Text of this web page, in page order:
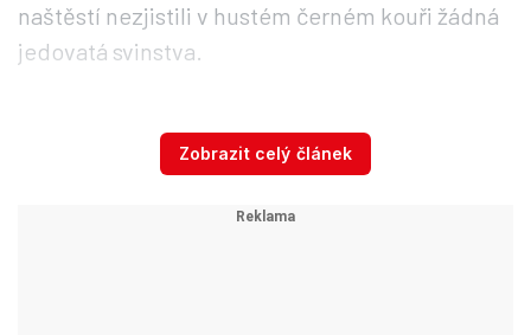
naštěstí nezjistili v hustém černém kouři žádná
jedovatá svinstva.
„Z hromady plastů, pneumatik a molitanových
autodílů nicméně šlehaly až desetimetrové
doplnil mluvčí městské policie Jakub
Zobrazit celý článek